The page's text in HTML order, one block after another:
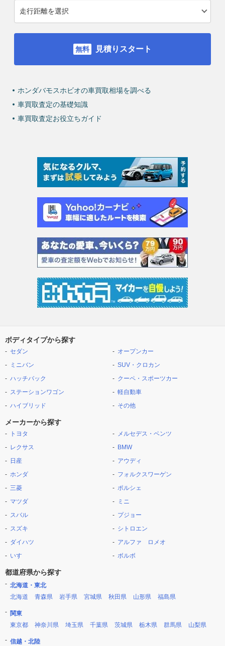
見積りスタート
ホンダバモスホビオの車買取相場を調べる
車買取査定の基礎知識
車買取査定お役立ちガイド
ボディタイプから探す
セダン
ミニバン
ハッチバック
ステーションワゴン
ハイブリッド
オープンカー
SUV・クロカン
クーペ・スポーツカー
軽自動車
その他
メーカーから探す
トヨタ
レクサス
日産
ホンダ
三菱
マツダ
スバル
スズキ
ダイハツ
いすゞ
メルセデス・ベンツ
BMW
アウディ
フォルクスワーゲン
ポルシェ
ミニ
プジョー
シトロエン
アルファ ロメオ
ボルボ
都道府県から探す
北海道・東北
北海道
青森県 岩手県 宮城県 秋田県 山形県 福島県
関東
東京都
神奈川県 埼玉県 千葉県 茨城県 栃木県 群馬県 山梨県
信越・北陸